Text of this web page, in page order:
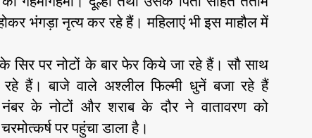
d
t
e
न
का
धा
धुं
उ
भंगड़ा नृत्य कर रहे हैं। महिलाएं भी इस माहौल में
सिर पर नोटों के बार फेर किये जा रहे हैं। सौ साथ
हैं। बाजे वाले अश्लील फिल्मी धुनें बजा रहे हैं
के नोटों और शराब के दौर ने वातावरण को
पर पहुंचा डाला है।